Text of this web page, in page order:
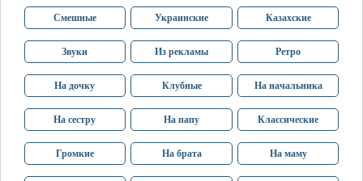
Смешные Украинские Казахские
Звуки Из рекламы Ретро
На дочку Клубные На начальника
На сестру На папу Классические
Громкие На брата На маму